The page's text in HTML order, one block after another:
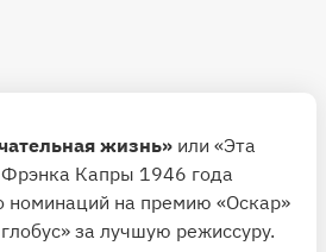
жизнь» или «Эта
Фрэнка Капры 1946 года
номинаций на премию «Оскар»
за лучшую режиссуру.